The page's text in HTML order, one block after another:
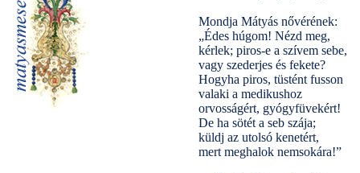
Mondja Mátyás nővérének:
„Édes húgom! Nézd meg,
kérlek; piros-e a szívem sebe,
vagy szederjes és fekete?
Hogyha piros, tüstént fusson
valaki a medikushoz
orvosságért, gyógyfüvekért!
De ha sötét a seb szája;
küldj az utolsó kenetért,
mert meghalok nemsokára!”